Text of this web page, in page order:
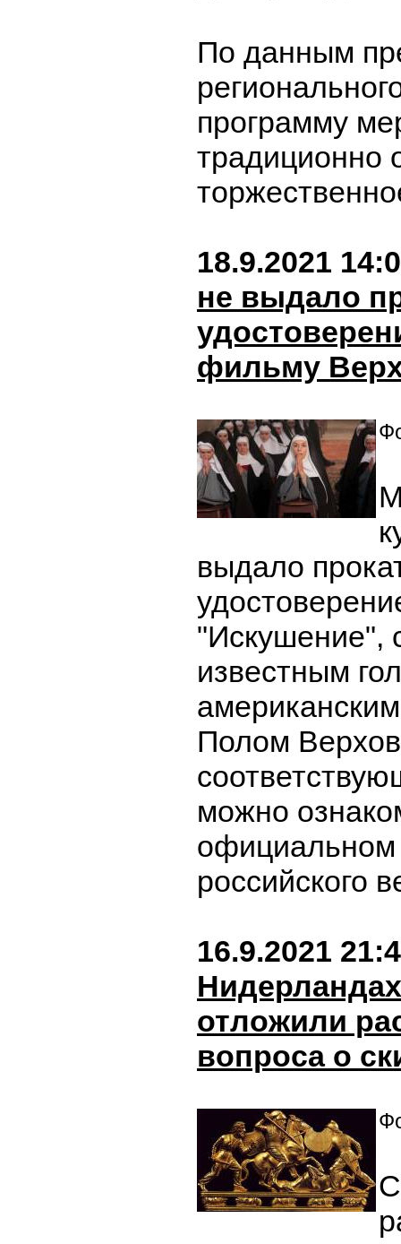
По данным
программу
традиционно
18.9.2021
не выдало
фильму
выдало
"Искушение",
известным
Полом
можно
официальном
российского
16.9.2021
отложили
вопроса о